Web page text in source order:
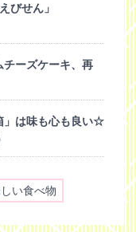
びせん」
チーズケーキ、再
」は味も心も良い☆
い食べ物